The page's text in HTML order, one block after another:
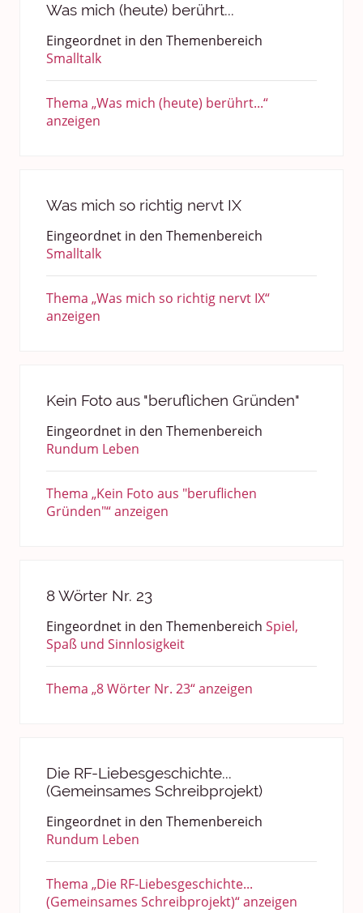
Was mich (heute) berührt...
Eingeordnet in den Themenbereich
Smalltalk
Thema „Was mich (heute) berührt...“
anzeigen
Was mich so richtig nervt IX
Eingeordnet in den Themenbereich
Smalltalk
Thema „Was mich so richtig nervt IX“
anzeigen
Kein Foto aus "beruflichen Gründen"
Eingeordnet in den Themenbereich
Rundum Leben
Thema „Kein Foto aus "beruflichen
Gründen"“ anzeigen
8 Wörter Nr. 23
Eingeordnet in den Themenbereich Spiel,
Spaß und Sinnlosigkeit
Thema „8 Wörter Nr. 23“ anzeigen
Die RF-Liebesgeschichte...
(Gemeinsames Schreibprojekt)
Eingeordnet in den Themenbereich
Rundum Leben
Thema „Die RF-Liebesgeschichte...
(Gemeinsames Schreibprojekt)“ anzeigen